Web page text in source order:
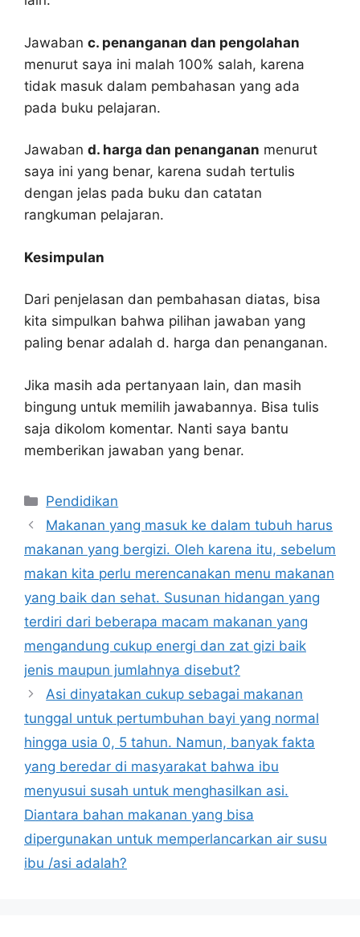
Jawaban c. penanganan dan pengolahan
menurut saya ini malah 100% salah, karena
tidak masuk dalam pembahasan yang ada
pada buku pelajaran.
Jawaban d. harga dan penanganan menurut
saya ini yang benar, karena sudah tertulis
dengan jelas pada buku dan catatan
rangkuman pelajaran.
Kesimpulan
Dari penjelasan dan pembahasan diatas, bisa
kita simpulkan bahwa pilihan jawaban yang
paling benar adalah d. harga dan penanganan.
Jika masih ada pertanyaan lain, dan masih
bingung untuk memilih jawabannya. Bisa tulis
saja dikolom komentar. Nanti saya bantu
memberikan jawaban yang benar.
Kategori
Pendidikan
Makanan yang masuk ke dalam tubuh harus
makanan yang bergizi. Oleh karena itu, sebelum
makan kita perlu merencanakan menu makanan
yang baik dan sehat. Susunan hidangan yang
terdiri dari beberapa macam makanan yang
mengandung cukup energi dan zat gizi baik
jenis maupun jumlahnya disebut?
Asi dinyatakan cukup sebagai makanan
tunggal untuk pertumbuhan bayi yang normal
hingga usia 0, 5 tahun. Namun, banyak fakta
yang beredar di masyarakat bahwa ibu
menyusui susah untuk menghasilkan asi.
Diantara bahan makanan yang bisa
dipergunakan untuk memperlancarkan air susu
ibu /asi adalah?